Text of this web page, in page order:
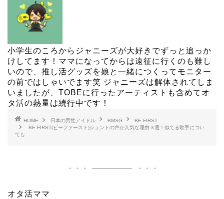
小学生のころからジャニーズが大好きでずっと追っか
けしてます！ママになってからは遠征に行くのも難し
いので、推し活グッズを娘と一緒につくってモニター
の前ではしゃいでます笑 ジャニーズは解体されてしま
いましたが、TOBEに行ったアーティストも含めてオ
タ活の熱量は続行中です！
HOME 日本の男性アイドル BMSG
BE:FIRST
BE:FIRST(ビーファースト)シュントの声が人気な理由３選！似てる歌手につい
ても
オタ活ママ